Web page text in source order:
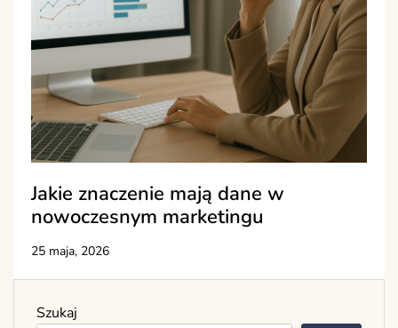
Jakie znaczenie mają dane w
nowoczesnym marketingu
25 maja, 2026
Szukaj